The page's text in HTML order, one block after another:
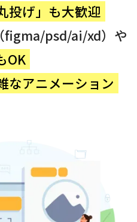
投げ」も大歓迎
figma/psd/ai/xd）や
OK
なアニメーション